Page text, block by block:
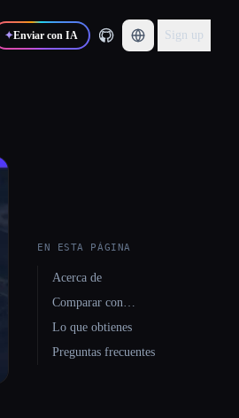
✦Enviar con IA Sign up
EN ESTA PÁGINA
Acerca de
Comparar con…
Lo que obtienes
Preguntas frecuentes